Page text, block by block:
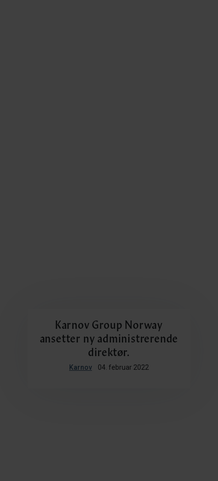
Karnov Group Norway
ansetter ny administrerende
direktør.
Karnov 04. februar 2022